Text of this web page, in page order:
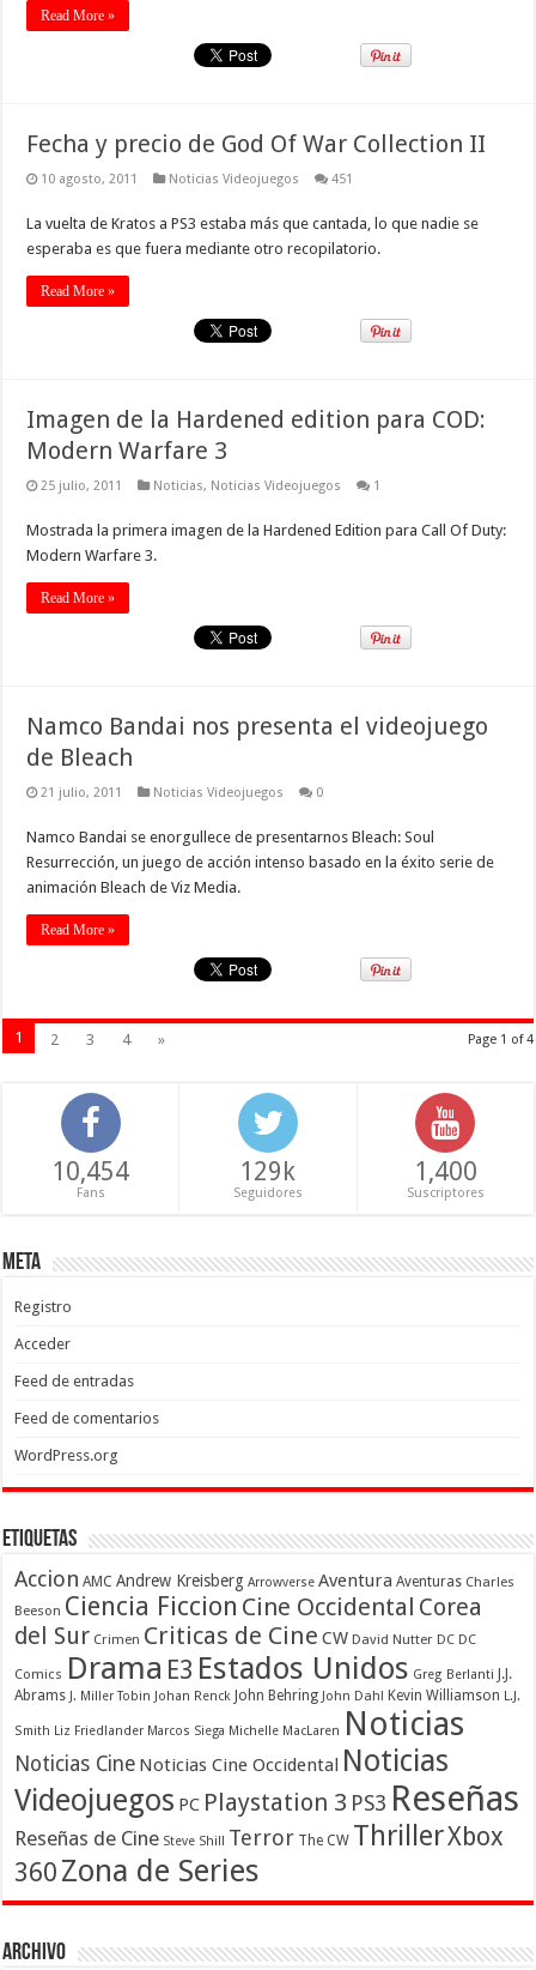
Read More »
Fecha y precio de God Of War Collection II
10 agosto, 2011 Noticias Videojuegos 451
La vuelta de Kratos a PS3 estaba más que cantada, lo que nadie se
esperaba es que fuera mediante otro recopilatorio.
Read More »
Imagen de la Hardened edition para COD:
Modern Warfare 3
25 julio, 2011 Noticias, Noticias Videojuegos 1
Mostrada la primera imagen de la Hardened Edition para Call Of Duty:
Modern Warfare 3.
Read More »
Namco Bandai nos presenta el videojuego
de Bleach
21 julio, 2011 Noticias Videojuegos 0
Namco Bandai se enorgullece de presentarnos Bleach: Soul
Resurrección, un juego de acción intenso basado en la éxito serie de
animación Bleach de Viz Media.
Read More »
Page 1 of 4
1 2 3 4 »
10,454
Fans
129k
Seguidores
1,400
Suscriptores
Meta
Registro
Acceder
Feed de entradas
Feed de comentarios
WordPress.org
Etiquetas
Accion AMC Andrew Kreisberg Arrowverse Aventura Aventuras Charles
Beeson Ciencia Ficcion Cine Occidental Corea
del Sur Crimen Criticas de Cine CW David Nutter DC DC
Comics Drama E3 Estados Unidos Greg Berlanti J.J.
Abrams J. Miller Tobin Johan Renck John Behring John Dahl Kevin Williamson L.J.
Smith Liz Friedlander Marcos Siega Michelle MacLaren Noticias
Noticias Cine Noticias Cine Occidental Noticias
Videojuegos PC Playstation 3 PS3 Reseñas
Reseñas de Cine Steve Shill Terror The CW ThrillerXbox
360 Zona de Series
Archivo